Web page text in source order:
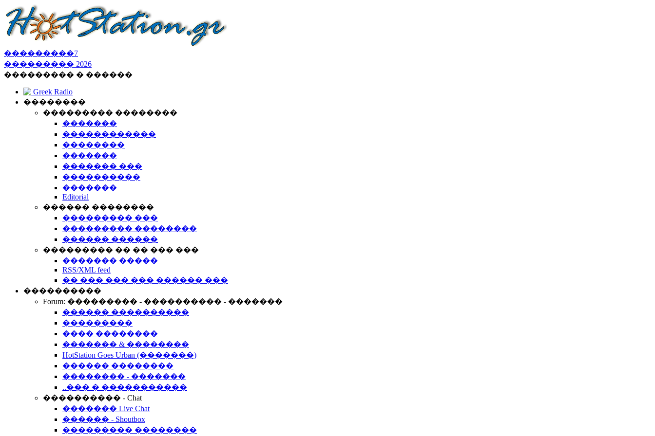
���������7
��������� 2026
��������� � ������
Greek Radio
��������
��������� ��������
�������
������������
��������
�������
������� ���
����������
�������
Editorial
������ ��������
��������� ���
��������� ��������
������ ������
��������� �� �� ��� ���
������� �����
RSS/XML feed
�� ��� ��� ��� ������ ���
����������
Forum: ��������� - ���������� - �������
������ ����������
���������
���� ��������
������� & ��������
HotStation Goes Urban (�������)
������ ��������
�������� - �������
..��� � �����������
���������� - Chat
������� Live Chat
������ - Shoutbox
��������� ��������